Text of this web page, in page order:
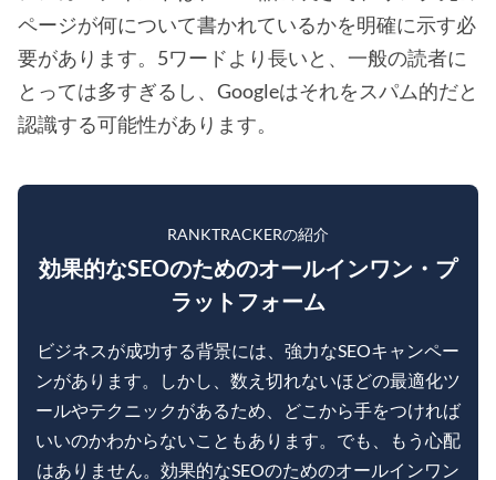
ページが何について書かれているかを明確に示す必
要があります。5ワードより長いと、一般の読者に
とっては多すぎるし、Googleはそれをスパム的だと
認識する可能性があります。
RANKTRACKERの紹介
効果的なSEOのためのオールインワン・プ
ラットフォーム
ビジネスが成功する背景には、強力なSEOキャンペー
ンがあります。しかし、数え切れないほどの最適化ツ
ールやテクニックがあるため、どこから手をつければ
いいのかわからないこともあります。でも、もう心配
はありません。効果的なSEOのためのオールインワン